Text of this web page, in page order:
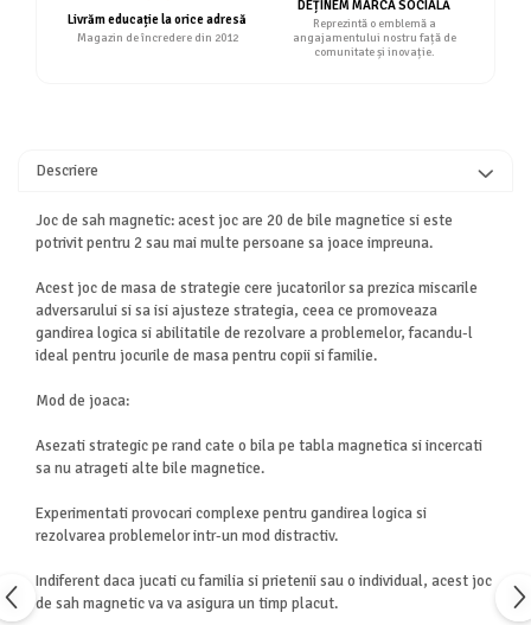
Livrăm educație la orice adresă
Magazin de încredere din 2012
DEȚINEM MARCA SOCIALĂ
Reprezintă o emblemă a
angajamentului nostru față de
comunitate și inovație.
Descriere
Joc de sah magnetic: acest joc are 20 de bile magnetice si este
potrivit pentru 2 sau mai multe persoane sa joace impreuna.
Acest joc de masa de strategie cere jucatorilor sa prezica miscarile
adversarului si sa isi ajusteze strategia, ceea ce promoveaza
gandirea logica si abilitatile de rezolvare a problemelor, facandu-l
ideal pentru jocurile de masa pentru copii si familie.
Mod de joaca:
Asezati strategic pe rand cate o bila pe tabla magnetica si incercati
sa nu atrageti alte bile magnetice.
Experimentati provocari complexe pentru gandirea logica si
rezolvarea problemelor intr-un mod distractiv.
Indiferent daca jucati cu familia si prietenii sau o individual, acest joc
de sah magnetic va va asigura un timp placut.